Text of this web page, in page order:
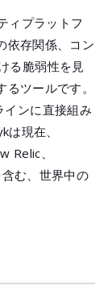
ィプラットフ
依存関係、コン
る脆弱性を見
ツールです。
ンに直接組み
現在、
Relic、
む、世界中の